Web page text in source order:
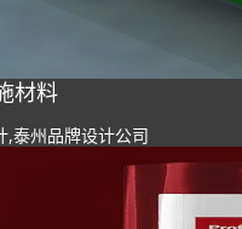
材料
泰州品牌设计公司